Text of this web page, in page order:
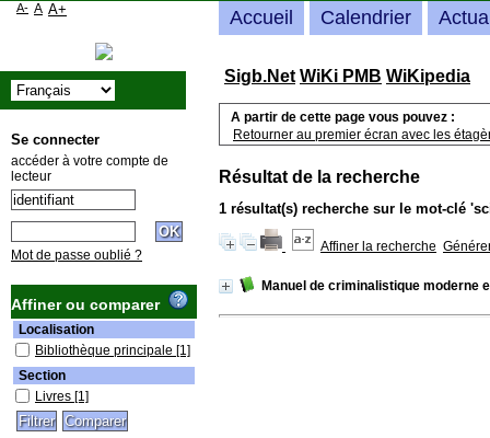
Sigb.Net WiKi PMB WiKipedia
A partir de cette page vous pouvez :
Retourner au premier écran avec les
Résultat de la recherche
1 résultat(s) recherche sur le mot-clé
Affiner la recherche
Manuel de criminalistique moderne
Accueil Calendrier
A- A A+
Se connecter
accéder à votre compte de
lecteur
Mot de passe oublié ?
Affiner ou comparer
Localisation
Bibliothèque principale [1]
Section
Livres [1]